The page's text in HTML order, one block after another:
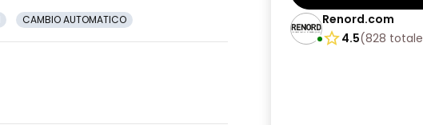
CAMBIO AUTOMATICO
Renord.com
4.5(828 totale